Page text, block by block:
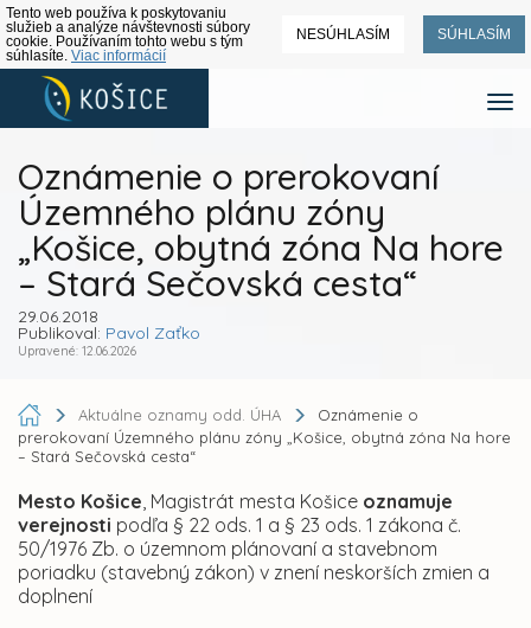
Tento web používa k poskytovaniu
služieb a analýze návštevnosti súbory
cookie. Používaním tohto webu s tým
súhlasíte. Viac informácií
NESÚHLASÍM SÚHLASÍM
Oznámenie o prerokovaní
Územného plánu zóny
„Košice, obytná zóna Na hore
– Stará Sečovská cesta“
29.06.2018
Publikoval: Pavol Zaťko
Upravené: 12.06.2026
Aktuálne oznamy odd. ÚHA
Oznámenie o
prerokovaní Územného plánu zóny „Košice, obytná zóna Na hore
– Stará Sečovská cesta“
Mesto Košice , Magistrát mesta Košice oznamuje
verejnosti podľa § 22 ods. 1 a § 23 ods. 1 zákona č.
50/1976 Zb. o územnom plánovaní a stavebnom
poriadku (stavebný zákon) v znení neskorších zmien a
doplnení